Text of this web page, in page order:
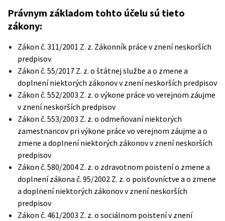
Právnym základom tohto účelu sú tieto
zákony:
Zákon č. 311/2001 Z. z. Zákonník práce v znení neskorších
predpisov
Zákon č. 55/2017 Z. z. o štátnej službe a o zmene a
doplnení niektorých zákonov v znení neskorších predpisov
Zákon č. 552/2003 Z. z. o výkone práce vo verejnom záujme
v znení neskorších predpisov
Zákon č. 553/2003 Z. z. o odmeňovaní niektorých
zamestnancov pri výkone práce vo verejnom záujme a o
zmene a doplnení niektorých zákonov v znení neskorších
predpisov
Zákon č. 580/2004 Z. z. o zdravotnom poistení o zmene a
doplnení zákona č. 95/2002 Z. z. o poisťovníctve a o zmene
a doplnení niektorých zákonov v znení neskorších
predpisov
Zákon č. 461/2003 Z. z. o sociálnom poistení v znení